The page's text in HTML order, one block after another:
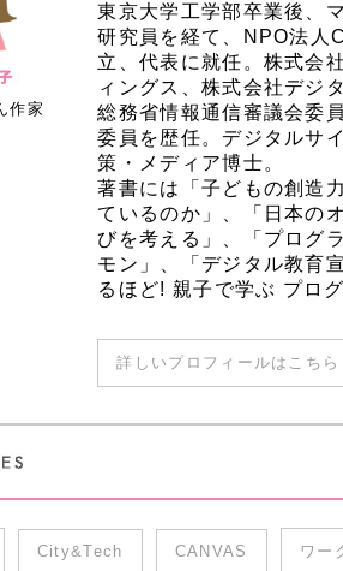
作家
東京大学工学部卒業後、
研究員を経て、NPO法人
立、代表に就任。株式会
ィングス、株式会社デジ
総務省情報通信審議会委
委員を歴任。デジタルサ
策・メディア博士。
著書には「子どもの創造
ているのか」、「日本の
びを考える」、「プログ
モン」、「デジタル教育
るほど! 親子で学ぶ プロ
詳しいプロフィールはこち
City&Tech CANVAS ワー